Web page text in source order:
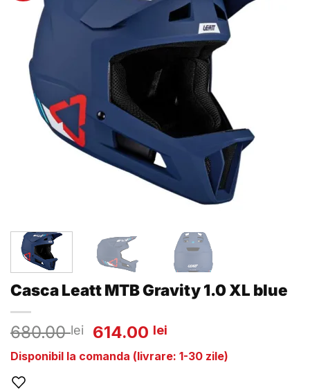
Casca Leatt MTB Gravity 1.0 XL blue
680.00lei
Prețul
inițial
a
614.00 lei
curent
este:
Disponibil la comanda (livrare: 1-30 zile)